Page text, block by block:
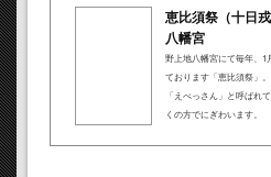
恵比須祭（十日
八幡宮
野上地八幡宮にて毎年、1
ております「恵比須祭」
「えべっさん」と呼ばれ
くの方でにぎわいます。